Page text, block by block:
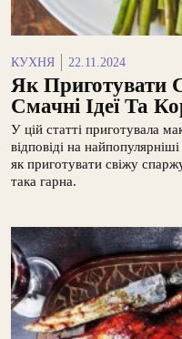
КУХНЯ 22.11.2024
Як Приготувати
Смачні Ідеї Та
У цій статті приготувала
відповіді на
як приготувати свіжу
така гарна.